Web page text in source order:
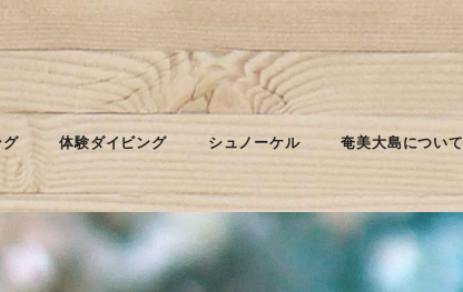
グ 体験ダイビング シュノーケル 奄美大島について